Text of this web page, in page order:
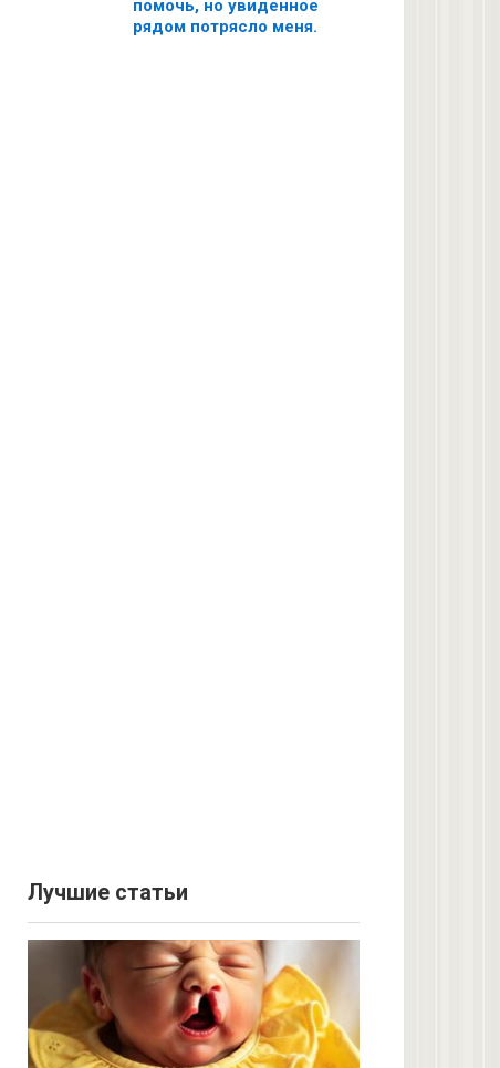
помочь, но увиденное
рядом потрясло меня.
Лучшие статьи